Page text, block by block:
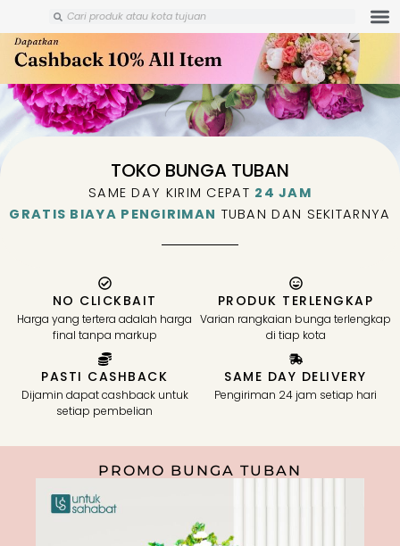
to
content
Search
Search
TOKO BUNGA TUBAN
SAME DAY KIRIM CEPAT 24 JAM
GRATIS BIAYA PENGIRIMAN TUBAN DAN SEKITARNYA
NO CLICKBAIT
Harga yang tertera adalah harga
final tanpa markup
PRODUK TERLENGKAP
Varian rangkaian bunga terlengkap
di tiap kota
PASTI CASHBACK
Dijamin dapat cashback untuk
setiap pembelian
SAME DAY DELIVERY
Pengiriman 24 jam setiap hari
PROMO BUNGA TUBAN